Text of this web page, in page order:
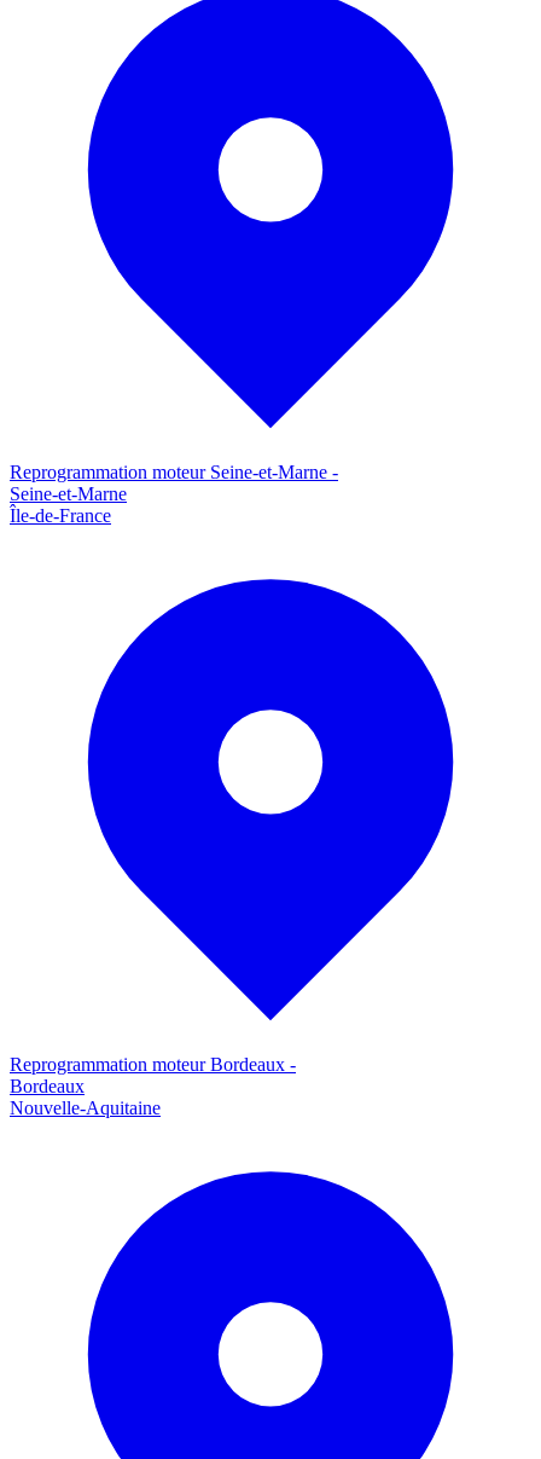
Reprogrammation moteur Seine-et-Marne -
Seine-et-Marne
Île-de-France
Reprogrammation moteurBordeaux -
Bordeaux
Nouvelle-Aquitaine